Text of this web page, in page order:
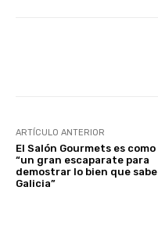
ARTÍCULO ANTERIOR
El Salón Gourmets es como
“un gran escaparate para
demostrar lo bien que sabe
Galicia”